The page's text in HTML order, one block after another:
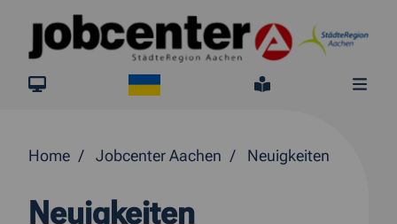
Springe direkt zum Inhalt
jobcenter.digital
Leichte
Home Jobcenter Aachen Neuigkeiten
Neuigkeiten